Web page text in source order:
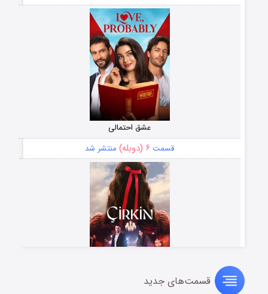
عشق احتمالی
قسمت ۶ (دوبله) منتشر شد
سریال زشتقسمت‌های جدید